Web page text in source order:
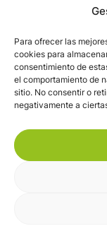
Para ofrecer las
cookies para
consentimiento de
el comportamiento de
sitio. No consentir o
negativamente a
VALLE DEL
PROYECTOS
SERVICIOS
AVISO LEGAL